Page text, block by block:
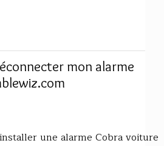
mon alarme
une alarme Cobra voiture